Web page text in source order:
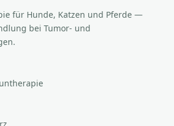
für Hunde, Katzen und Pferde —
bei Tumor- und